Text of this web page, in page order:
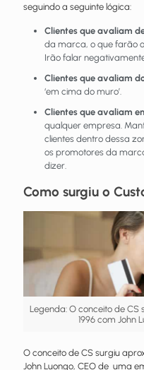
seguindo a seguinte lógica:
Clientes que avaliam
da marca, o que farão
Irão falar
Clientes que avaliam
‘em cima do muro’.
Clientes que avaliam
qualquer empresa.
clientes dentro dessa
os promotores da
dizer.
Como surgiu o
Legenda: O conceito de
1996 com John
O conceito de CS surgiu
John Luongo, CEO de uma